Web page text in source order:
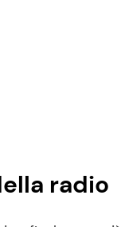
radio